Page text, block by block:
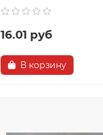
16.01 руб
В корзину